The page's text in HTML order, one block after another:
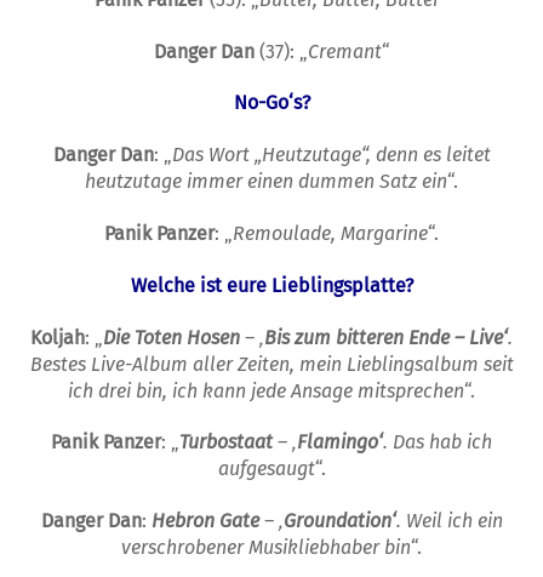
Danger Dan (37): „ Cremant“
No-Go‘s?
Danger Dan: „Das Wort „Heutzutage“, denn es leitet
heutzutage immer einen dummen Satz ein“.
Panik Panzer: „Remoulade, Margarine“.
Welche ist eure Lieblingsplatte?
Koljah: „ Die Toten Hosen – ‚Bis zum bitteren Ende – Live‘.
Bestes Live-Album aller Zeiten, mein Lieblingsalbum seit
ich dreibin, ich kann jede Ansage mitsprechen“.
Panik Panzer: „Turbostaat– ‚Flamingo‘. Das hab ich
aufgesaugt“.
Danger Dan: Hebron Gate– ‚Groundation‘. Weil ich ein
verschrobener Musikliebhaber bin“.